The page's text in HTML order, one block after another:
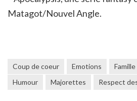
Matagot/Nouvel Angle.
Coup de coeur Emotions Famille
Humour
Majorettes Respect